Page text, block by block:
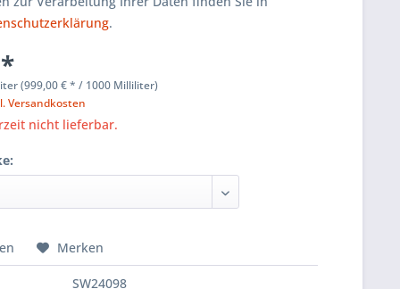
.
(999,00 € * / 1000 Milliliter)
Versandkosten
nicht lieferbar.
Merken
SW24098